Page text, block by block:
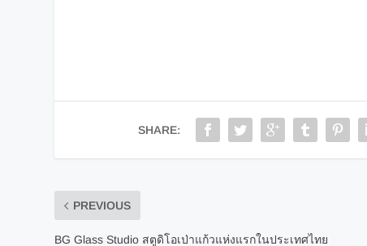
SHARE:
PREVIOUS
BG Glass Studio สตูดิโอเป่าแก้วแห่งแรกในประเทศไทย